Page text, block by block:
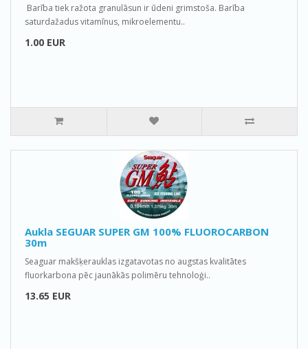
Barība tiek ražota granulāsun ir ūdeni grimstoša. Barība
saturdažadus vitamīnus, mikroelementu..
1.00 EUR
Aukla SEGUAR SUPER GM 100% FLUOROCARBON
30m
Seaguar makšķerauklas izgatavotas no augstas kvalitātes
fluorkarbona pēc jaunākās polimēru tehnoloģi..
13.65 EUR